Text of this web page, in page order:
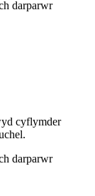
darparwr
cyflymder
darparwr